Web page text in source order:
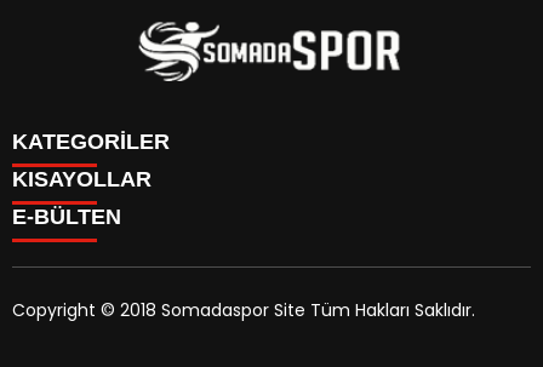
KATEGORİLER
İletişim
İstatistikler & Puan Durumu & Fikstür
Yayın Politikamız
KISAYOLLAR
Genel
Somaspor
E-BÜLTEN
Copyright © 2018 Somadaspor Site Tüm Hakları Saklıdır.